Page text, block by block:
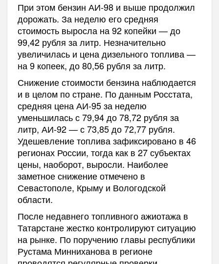
При этом бензин АИ-98 и выше продолжил
дорожать. За неделю его средняя
стоимость выросла на 92 копейки — до
99,42 рубля за литр. Незначительно
увеличилась и цена дизельного топлива —
на 9 копеек, до 80,56 рубля за литр.
Снижение стоимости бензина наблюдается
и в целом по стране. По данным Росстата,
средняя цена АИ-95 за неделю
уменьшилась с 79,94 до 78,72 рубля за
литр, АИ-92 — с 73,85 до 72,77 рубля.
Удешевление топлива зафиксировано в 46
регионах России, тогда как в 27 субъектах
цены, наоборот, выросли. Наиболее
заметное снижение отмечено в
Севастополе, Крыму и Вологодской
области.
После недавнего топливного ажиотажа в
Татарстане жестко контролируют ситуацию
на рынке. По поручению главы республики
Рустама Минниханова в регионе